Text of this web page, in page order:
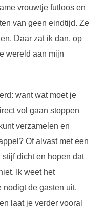
vrouwtje futloos en
van geen eindtijd. Ze
Daar zat ik dan, op
wereld aan mijn
want wat moet je
vol gaan stoppen
verzamelen en
Of alvast met een
dicht en hopen dat
Ik weet het
nodigt de gasten uit,
laat je verder vooral